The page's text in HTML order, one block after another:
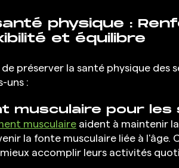
physique :
et équilibre
préserver la santé physique des
uns :
musculaire pour
musculaire aident à maintenir
la fonte musculaire liée à l'âge.
accomplir leurs activités